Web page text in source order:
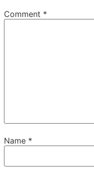
Comment *
Name *